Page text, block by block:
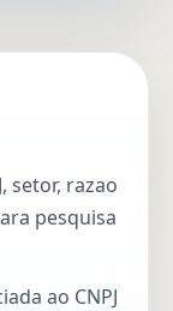
setor, razao
pesquisa
ao CNPJ